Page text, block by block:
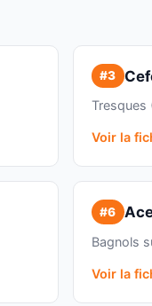
#3
Tresques
Voir la
#6
Bagnols
Voir la